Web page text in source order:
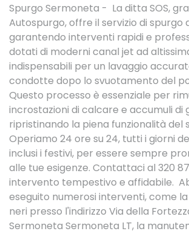
Spurgo Sermoneta - La ditta SOS,
Autospurgo, offre il servizio di spurgo
garantendo interventi rapidi e
dotati di moderni canal jet ad
indispensabili per un lavaggio
condotte dopo lo svuotamento del
Questo processo è essenziale per
incrostazioni di calcare e accumuli di
ripristinando la piena funzionalità del
Operiamo 24 ore su 24, tutti i giorni
inclusi i festivi, per essere sempre
alle tue esigenze. Contattaci al 320
intervento tempestivo e affidabile.
eseguito numerosi interventi, come la
neri presso l'indirizzo Via della
Sermoneta Sermoneta LT, la